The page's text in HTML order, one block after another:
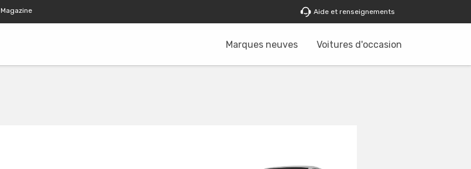
Magazine Aide et renseignements
Marques neuves Voitures d'occasion